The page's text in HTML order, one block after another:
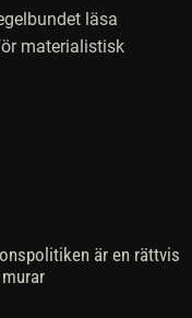
läsa
materialistisk
är en rättvis